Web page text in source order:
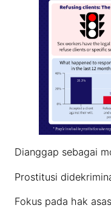
Dianggap sebagai
Prostitusi
Fokus pada hak